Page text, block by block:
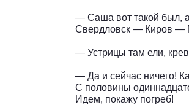
— Саша вот такой был,
Свердловск — Киров —
— Устрицы там ели,
— Да и сейчас ничего!
С половины
Идем, покажу погреб!